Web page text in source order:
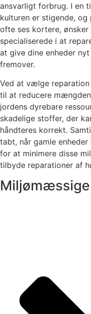
ansvarligt forbrug. I en
kulturen er stigende,
ofte ses kortere,
specialiserede i at
at give dine enheder
fremover.
Ved at vælge
til at reducere
jordens dyrebare
skadelige stoffer, der
håndteres korrekt.
tabt, når gamle enheder
for at minimere disse
tilbyde reparationer af